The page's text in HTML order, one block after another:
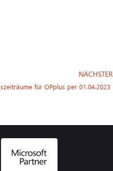
NÄCHSTER
für OPplus per 01.04.2023